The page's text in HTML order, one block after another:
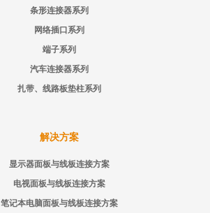
条形连接器系列
网络插口系列
端子系列
汽车连接器系列
扎带、线路板垫柱系列
解决方案
显示器面板与线板连接方案
电视面板与线板连接方案
笔记本电脑面板与线板连接方案